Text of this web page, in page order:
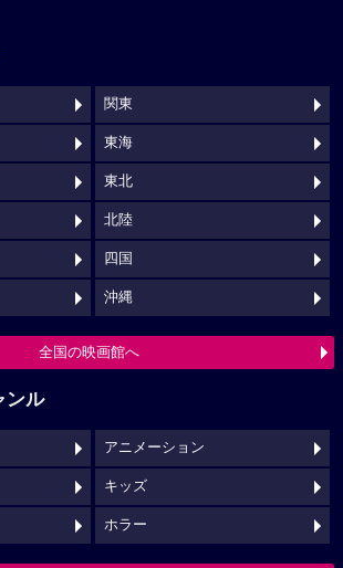
関東
東海
東北
北陸
四国
沖縄
全国の映画館へ
ンル
アニメーション
キッズ
ホラー